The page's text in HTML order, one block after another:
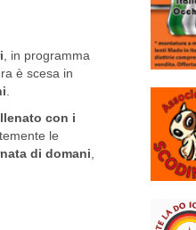
, in programma
è scesa in
con i
le
di domani